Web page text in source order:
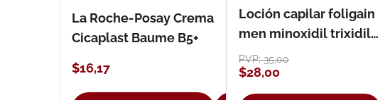
La Roche-Posay Crema
Cicaplast Baume B5+
$16,17
Loción capilar foligain
men minoxidil trixidil
loción 59 ml
PVP:35,00
$28,00